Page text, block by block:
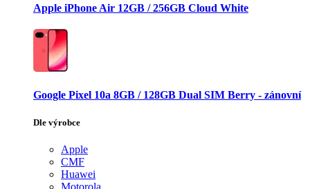
Apple iPhone Air 12GB / 256GB Cloud White
Google Pixel 10a 8GB / 128GB Dual SIM Berry - zánovní
Dle výrobce
Apple
CMF
Huawei
Motorola